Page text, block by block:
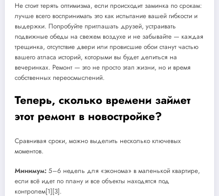
Не стоит терять оптимизма, если происходит заминка по срокам:
лучше всего воспринимать это как испытание вашей гибкости и
выдержки. Попробуйте приглашать друзей, устраивать
подвижные обеды на свежем воздухе и не забывайте — каждая
трещинка, отсутствие двери или провисшие обои станут частью
вашего атласа историй, которыми вы будет делиться на
вечеринках. Ремонт — это не просто этап жизни, но и время
собственных переосмыслений.
Теперь, сколько времени займет
этот ремонт в новостройке?
Сравнивая сроки, можно выделить несколько ключевых
моментов.
Минимум: 5–6 недель для «эконома» в маленькой квартире,
если всё идет по плану и все объекты находятся под
контролем[1][3].